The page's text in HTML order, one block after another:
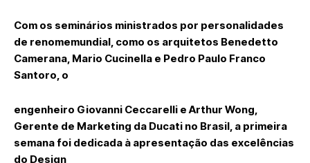
Com os seminários ministrados por personalidades
de renomemundial, como os arquitetos Benedetto
Camerana, Mario Cucinella e Pedro Paulo Franco
Santoro, o
engenheiro Giovanni Ceccarelli e Arthur Wong,
Gerente de Marketing da Ducati no Brasil, a primeira
semana foi dedicada à apresentação das excelências
do Design